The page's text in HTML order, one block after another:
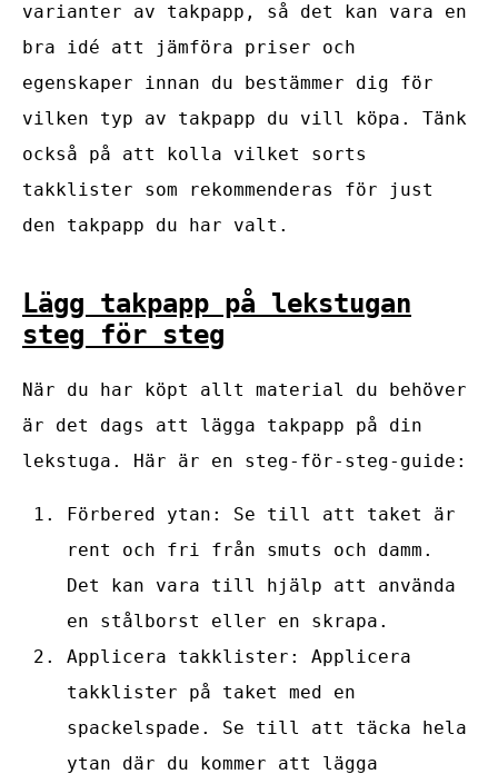
varianter av takpapp, så det kan vara en
bra idé att jämföra priser och
egenskaper innan du bestämmer dig för
vilken typ av takpapp du vill köpa. Tänk
också på att kolla vilket sorts
takklister som rekommenderas för just
den takpapp du har valt.
Lägg takpapp på lekstugan
steg för steg
När du har köpt allt material du behöver
är det dags att lägga takpapp på din
lekstuga. Här är en steg-för-steg-guide:
Förbered ytan: Se till att taket är
rent och fri från smuts och damm.
Det kan vara till hjälp att använda
en stålborst eller en skrapa.
Applicera takklister: Applicera
takklister på taket med en
spackelspade. Se till att täcka hela
ytan där du kommer att lägga